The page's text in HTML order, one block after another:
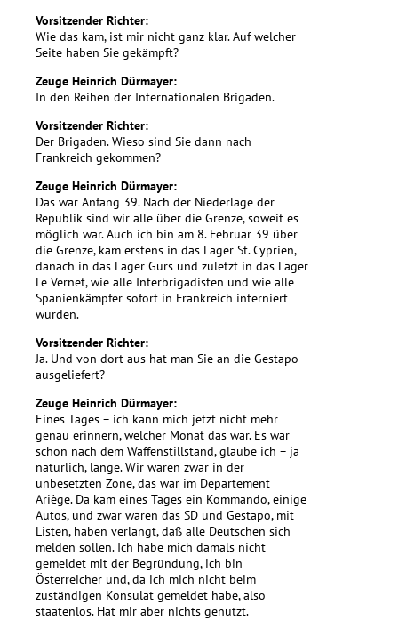
Vorsitzender Richter:
Wie das kam, ist mir nicht ganz klar. Auf welcher
Seite haben Sie gekämpft?
Zeuge Heinrich Dürmayer:
In den Reihen der Internationalen Brigaden.
Vorsitzender Richter:
Der Brigaden. Wieso sind Sie dann nach
Frankreich gekommen?
Zeuge Heinrich Dürmayer:
Das war Anfang 39. Nach der Niederlage der
Republik sind wir alle über die Grenze, soweit es
möglich war. Auch ich bin am 8. Februar 39 über
die Grenze, kam erstens in das Lager St. Cyprien,
danach in das Lager Gurs und zuletzt in das Lager
Le Vernet, wie alle Interbrigadisten und wie alle
Spanienkämpfer sofort in Frankreich interniert
wurden.
Vorsitzender Richter:
Ja. Und von dort aus hat man Sie an die Gestapo
ausgeliefert?
Zeuge Heinrich Dürmayer:
Eines Tages – ich kann mich jetzt nicht mehr
genau erinnern, welcher Monat das war. Es war
schon nach dem Waffenstillstand, glaube ich – ja
natürlich, lange. Wir waren zwar in der
unbesetzten Zone, das war im Departement
Ariège. Da kam eines Tages ein Kommando, einige
Autos, und zwar waren das SD und Gestapo, mit
Listen, haben verlangt, daß alle Deutschen sich
melden sollen. Ich habe mich damals nicht
gemeldet mit der Begründung, ich bin
Österreicher und, da ich mich nicht beim
zuständigen Konsulat gemeldet habe, also
staatenlos. Hat mir aber nichts genutzt.